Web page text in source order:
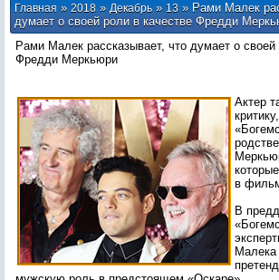
Главная»2018 » Декабрь » 13» Рами Малек
думает о своей роли в качестве Фредди
Рами Малек рассказывает, что думает о своей
Фредди Меркьюри
Актер
в
В
Малека